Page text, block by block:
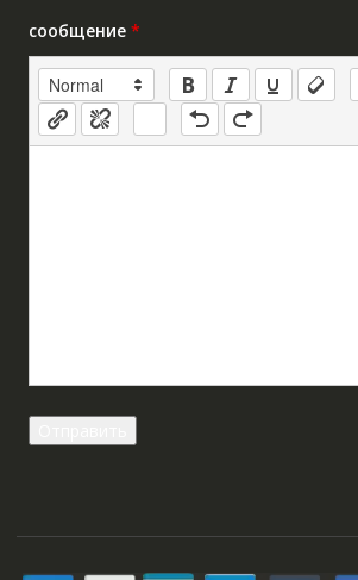
сообщение *